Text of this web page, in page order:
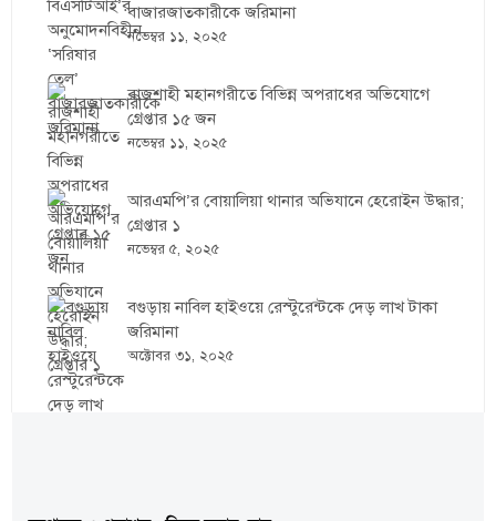
বাজারজাতকারীকে জরিমানা
নভেম্বর ১১, ২০২৫
রাজশাহী মহানগরীতে বিভিন্ন অপরাধের অভিযোগে
গ্রেপ্তার ১৫ জন
নভেম্বর ১১, ২০২৫
আরএমপি’র বোয়ালিয়া থানার অভিযানে হেরোইন উদ্ধার;
গ্রেপ্তার ১
নভেম্বর ৫, ২০২৫
বগুড়ায় নাবিল হাইওয়ে রেস্টুরেন্টকে দেড় লাখ টাকা
জরিমানা
অক্টোবর ৩১, ২০২৫